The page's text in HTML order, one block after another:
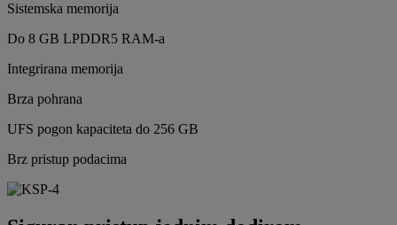
Sistemska memorija
Do 8 GB LPDDR5 RAM-a
Integrirana memorija
Brza pohrana
UFS pogon kapaciteta do 256 GB
Brz pristup podacima